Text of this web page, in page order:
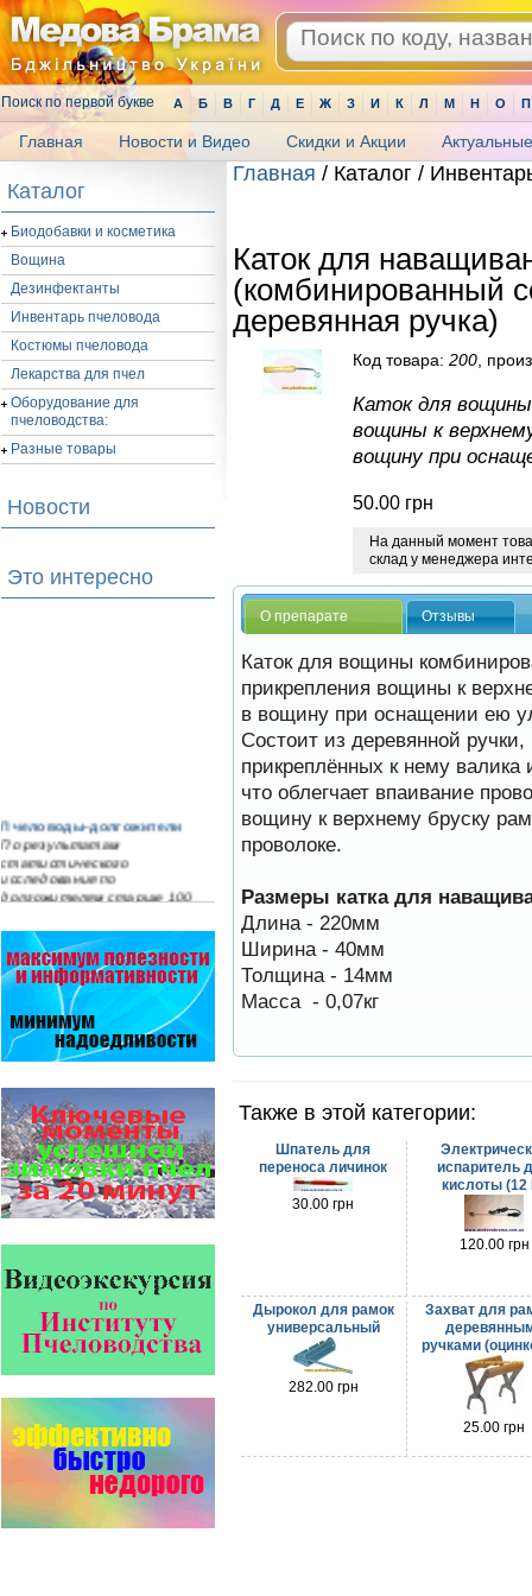
Поиск по первой букве А Б В Г Д Е Ж З И К Л М Н О П
Главная Новости и Видео Скидки и Акции
Каталог
Биодобавки и косметика
Вощина
Дезинфектанты
Инвентарь пчеловода
Костюмы пчеловода
Лекарства для пчел
Оборудование для
пчеловодства:
Разные товары
Новости
Это интересно
Пчеловоды-долгожители
По результатам
статистического
исследования по
долгожителям старше 100
На рынке, где есть Варроадез
очень сложно приходится
конкурентным препаратам
- они просто не выдерживают
конкуренцию ни по цене,…
Препараты для лечения пчел
обеспечивают самые высокие
показатели сохранности
пчел и рентабельность
пасеки.
Пчёлы умеют считать до
четырёх.
экспериментов, учёные
пчёлы превосходят…
Варроадез - это лучшее
современное средство
для лечения варроатоза и
Прополис играет решающую
роль в жизни пчелиной
Он обеспечивает безупречную
чистоту улья, или древесного
дупла, где…
Главная / Каталог /
Каток для
(комбинированный
деревянная ручка)
Код товара: 200 ,
Каток для вощины
вощины к
вощину при
50.00 грн
На данный момент
склад у менеджера
О препарате Отзывы
Каток для вощины
прикрепления вощины к
в вощину при оснащении ею
Состоит из деревянной
прикреплённых к нему
что облегчает впаивание
вощину к верхнему бруску
проволоке.
Размеры катка для
Длина - 220мм
Ширина - 40мм
Толщина - 14мм
Масса - 0,07кг
Также в этой категории:
Шпатель для
переноса личинок
30.00 грн
испаритель
кислоты (12
120.00 грн
Дырокол для рамок
универсальный
282.00 грн
Захват для
ручками
25.00 грн